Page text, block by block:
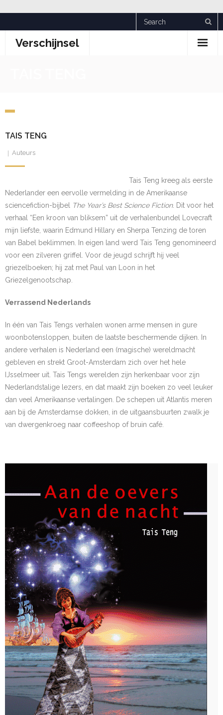
to
contentVerschijnsel
TAIS TENG
Auteurs
Tais Teng kreeg als eerste
Nederlander een eervolle vermelding in de Amerikaanse
sciencefiction-bijbel
The Year’s Best Science Fiction. Dit voor het
verhaal “Een kroon van bliksem” uit de verhalenbundel Lovecraft
mijn liefste, waarin Edmund Hillary en Sherpa Tenzing de toren
van Babel beklimmen. In eigen land werd Tais Teng genomineerd
voor een zilveren griffel. Voor de jeugd schrijft hij veel
griezelboeken; hij zat met Paul van Loon in het
Griezelgenootschap.
Verrassend Nederlands
In één van Tais Tengs verhalen wonen arme mensen in gure
woonbotensloppen, buiten de laatste beschermende dijken. In
andere verhalen is Nederland een (magische) wereldmacht
gebleven en strekt Groot-Amsterdam zich over het hele
IJsselmeer uit. Tais Tengs werelden zijn herkenbaar voor zijn
Nederlandstalige lezers, en dat maakt zijn boeken zo veel leuker
dan veel Amerikaanse vertalingen. De schepen uit Atlantis meren
aan bij de Amsterdamse dokken, in de uitgaansbuurten zwalk je
van dwergenkroeg naar coffeeshop of bruin café.